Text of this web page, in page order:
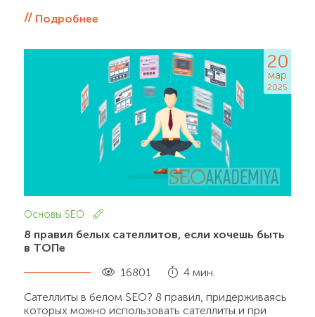
Подробнее
20
мар
2025
Основы SEO
8 правил белых сателлитов, если хочешь быть
в ТОПе
16801 4 мин.
Сателлиты в белом SEO? 8 правил, придерживаясь
которых можно использовать сателлиты и при